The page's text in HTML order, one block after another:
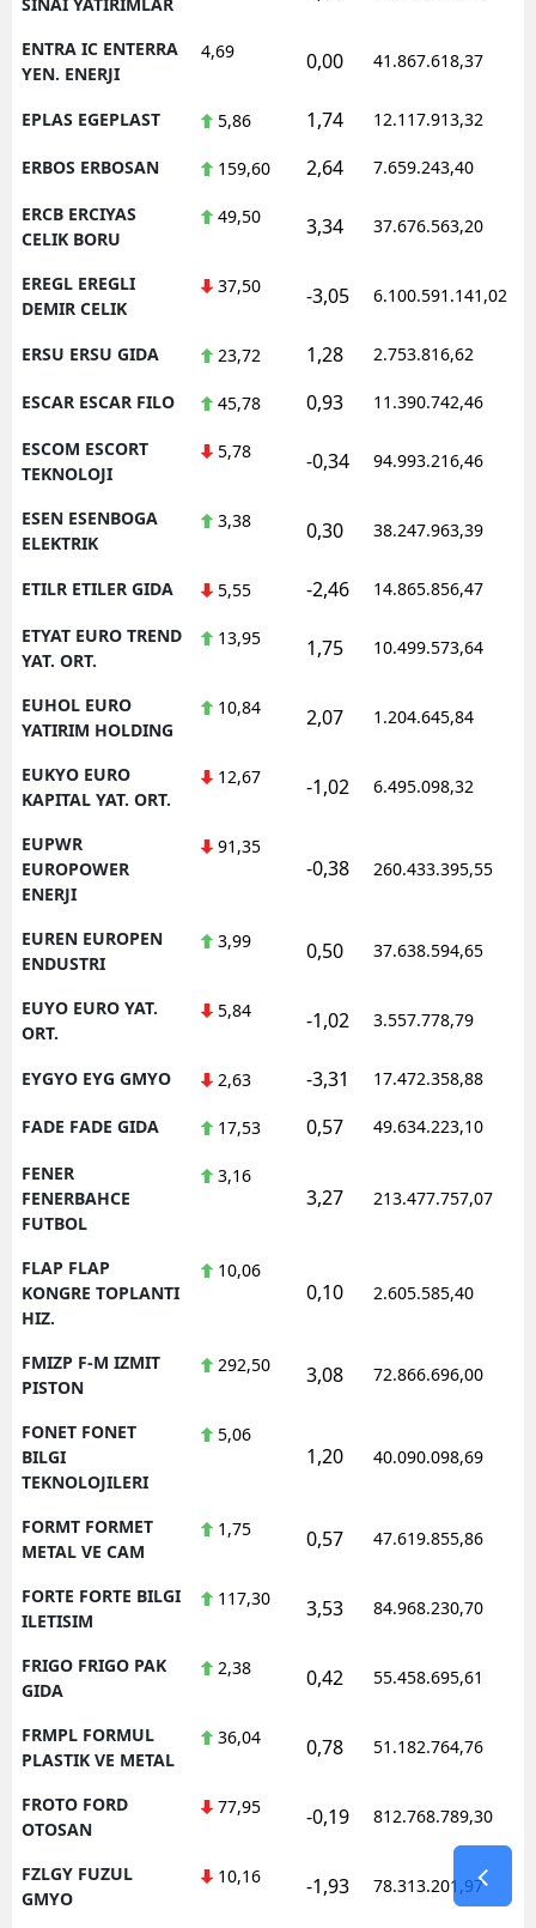
ENTRA IC ENTERRA
YEN. ENERJI
4,69 0,00 41.867.618,37
EPLAS EGEPLAST 5,86 1,74 12.117.913,32
ERBOS ERBOSAN 159,60 2,64 7.659.243,40
ERCB ERCIYAS
CELIK BORU
49,50 3,34 37.676.563,20
EREGL EREGLI
DEMIR CELIK
37,50 -3,05 6.100.591.141,02
ERSU ERSU GIDA 23,72 1,28 2.753.816,62
ESCAR ESCAR FILO 45,78 0,93 11.390.742,46
ESCOM ESCORT
TEKNOLOJI
5,78 -0,34 94.993.216,46
ESEN ESENBOGA
ELEKTRIK
3,38 0,30 38.247.963,39
ETILR ETILER GIDA 5,55 -2,46 14.865.856,47
ETYAT EURO TREND
YAT. ORT.
13,95 1,75 10.499.573,64
EUHOL EURO
YATIRIM HOLDING
10,84 2,07 1.204.645,84
EUKYO EURO
KAPITAL YAT. ORT.
12,67 -1,02 6.495.098,32
EUPWR
EUROPOWER
ENERJI
91,35
-0,38 260.433.395,55
EUREN EUROPEN
ENDUSTRI
3,99 0,50 37.638.594,65
EUYO EURO YAT.
ORT.
5,84 -1,02 3.557.778,79
EYGYO EYG GMYO 2,63 -3,31 17.472.358,88
FADE FADE GIDA 17,53 0,57 49.634.223,10
FENER
FENERBAHCE
FUTBOL
3,16
3,27 213.477.757,07
FLAP FLAP
KONGRE TOPLANTI
HIZ.
10,06
0,10 2.605.585,40
FMIZP F-M IZMIT
PISTON
292,50 3,08 72.866.696,00
FONET FONET
BILGI
TEKNOLOJILERI
5,06
1,20 40.090.098,69
FORMT FORMET
METAL VE CAM
1,75 0,57 47.619.855,86
FORTE FORTE BILGI
ILETISIM
117,30 3,53 84.968.230,70
FRIGO FRIGO PAK
GIDA
2,38 0,42 55.458.695,61
FRMPL FORMUL
PLASTIK VE METAL
36,04 0,78 51.182.764,76
FROTO FORD
OTOSAN
77,95 -0,19 812.768.789,30
FZLGY FUZUL
GMYO
10,16 -1,93 78.313.201,97